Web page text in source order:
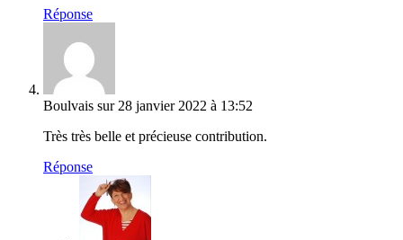
Réponse
Boulvais sur 28 janvier 2022 à 13:52
Très très belle et précieuse contribution.
Réponse